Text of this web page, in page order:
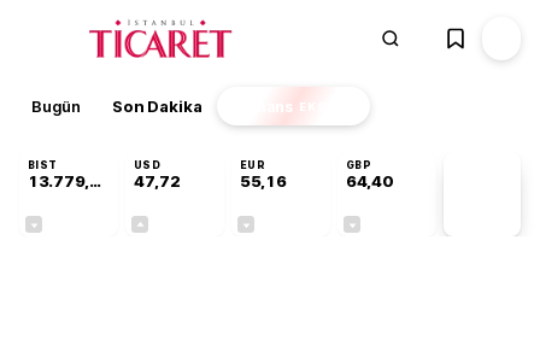
Bugün Son Dakika Finans EKSTRA
BIST
13.779,39
USD
47,72
EUR
55,16
GBP
64,40